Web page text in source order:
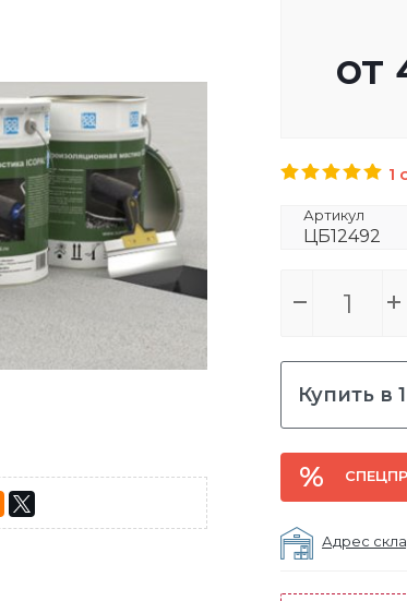
от
1
Артикул
ЦБ12492
Купить в
Адрес